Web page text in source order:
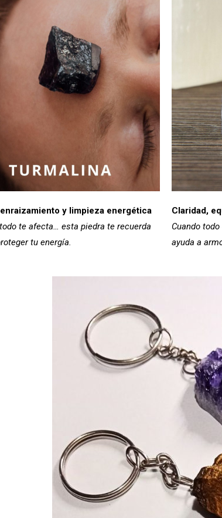
y limpieza energética
te afecta… esta piedra te recuerda
tu energía.
Claridad,
Cuando
ayuda a